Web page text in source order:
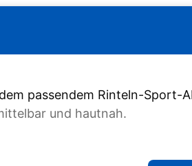
passendem Rinteln-Sport-
und hautnah.